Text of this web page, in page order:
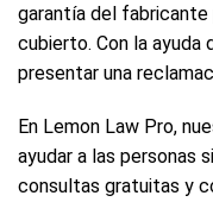
garantía del fabricante
cubierto. Con la ayuda
presentar una
En Lemon Law Pro,
ayudar a las personas
consultas gratuitas y